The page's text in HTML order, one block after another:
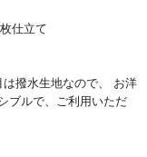
仕立て
撥水生地なので、 お洋
ブルで、ご利用いただ